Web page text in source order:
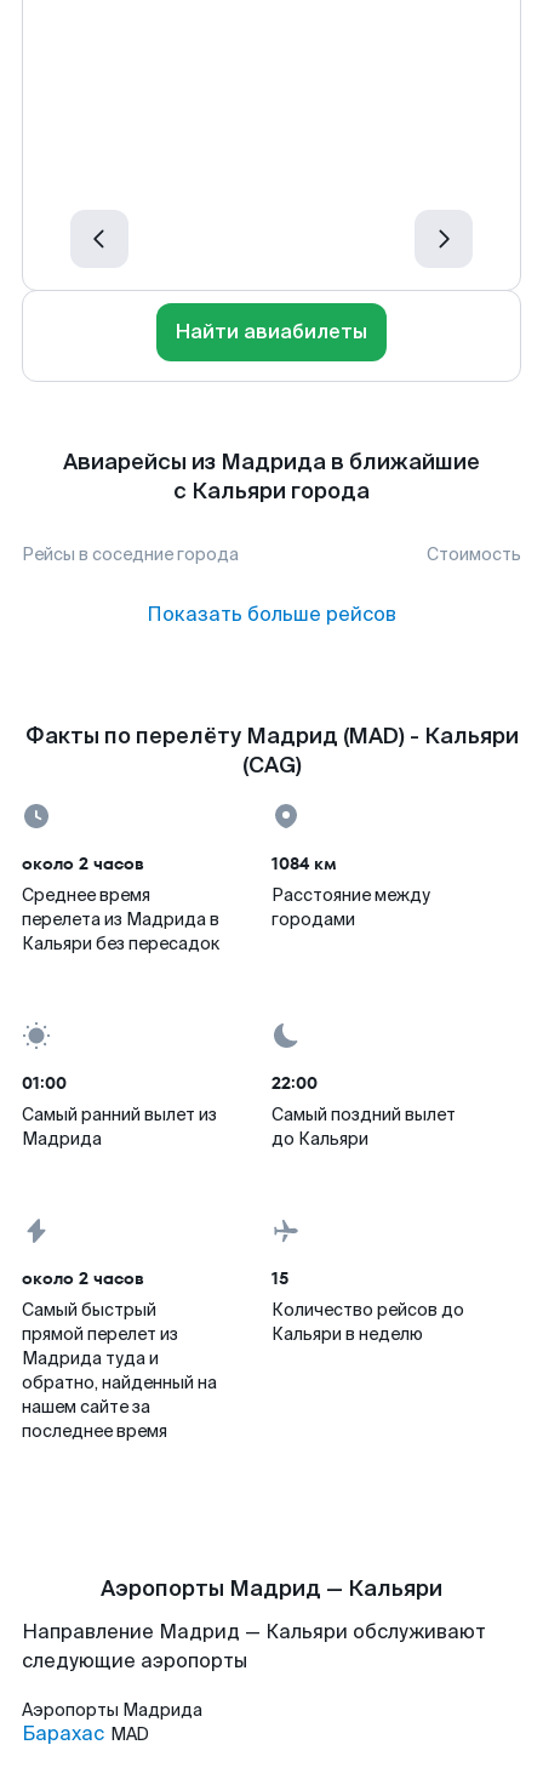
Найти авиабилеты
Авиарейсы из Мадрида в ближайшие
с Кальяри города
Рейсы в соседние города Стоимость
Показать больше рейсов
Факты по перелёту Мадрид (MAD) - Кальяри
(CAG)
около 2 часов
Среднее время
перелета из Мадрида в
Кальяри без пересадок
1084 км
Расстояние между
городами
01:00
Самый ранний вылет из
Мадрида
22:00
Самый поздний вылет
до Кальяри
около 2 часов
Самый быстрый
прямой перелет из
Мадрида туда и
обратно, найденный на
нашем сайте за
последнее время
15
Количество рейсов до
Кальяри в неделю
Аэропорты Мадрид — Кальяри
Направление Мадрид — Кальяри обслуживают
следующие аэропорты
Аэропорты Мадрида
Барахас MAD